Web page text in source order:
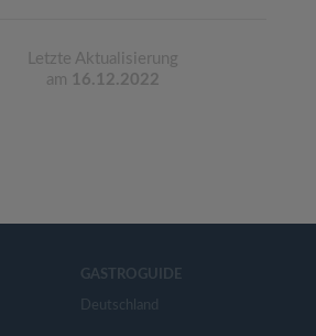
Letzte Aktualisierung
am 16.12.2022
GASTROGUIDE
Deutschland